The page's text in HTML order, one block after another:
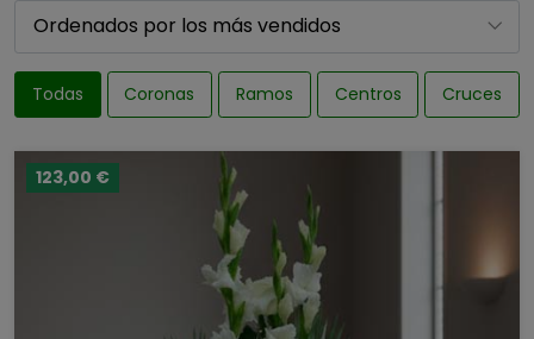
Todas Coronas Ramos Centros Cruces
123,00 €